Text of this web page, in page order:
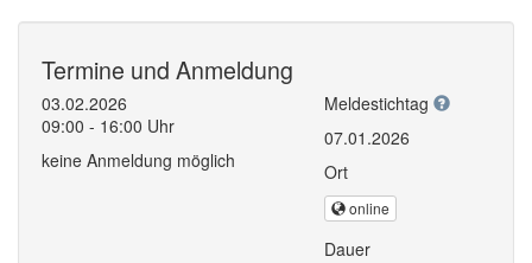
Termine und Anmeldung
03.02.2026
09:00 - 16:00 Uhr
keine Anmeldung möglich
Meldestichtag
07.01.2026
Ort
online
Dauer